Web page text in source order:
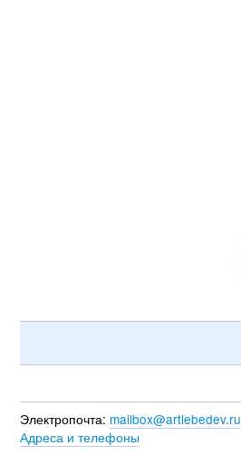
Электропочта: mailbox@artlebedev.ru
Адреса и телефоны